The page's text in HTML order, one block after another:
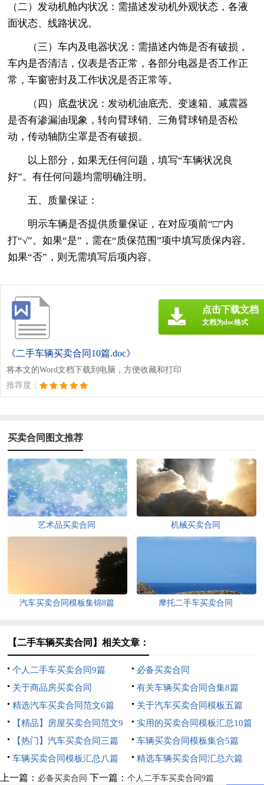
（二）发动机舱内状况：需描述发动机外观状态，各液
面状态、线路状况。
（三）车内及电器状况：需描述内饰是否有破损，
车内是否清洁，仪表是否正常，各部分电器是否工作正
常，车窗密封及工作状况是否正常等。
（四）底盘状况：发动机油底壳、变速箱、减震器
是否有渗漏油现象，转向臂球销、三角臂球销是否松
动，传动轴防尘罩是否有破损。
以上部分，如果无任何问题，填写“车辆状况良
好”。有任何问题均需明确注明。
五、质量保证：
明示车辆是否提供质量保证，在对应项前“□”内
打“√”。如果“是”，需在“质保范围”项中填写质保内容。
如果“否”，则无需填写后项内容。
《二手车辆买卖合同10篇.doc》
将本文的Word文档下载到电脑，方便收藏和打印
推荐度：
点击下载文档
文档为doc格式
买卖合同图文推荐
艺术品买卖合同 机械买卖合同
汽车买卖合同模板集锦8篇 摩托二手车买卖合同
【二手车辆买卖合同】相关文章：
个人二手车买卖合同9篇
必备买卖合同
关于商品房买卖合同
有关车辆买卖合同合集8篇
精选汽车买卖合同范文6篇
关于汽车买卖合同模板五篇
【精品】房屋买卖合同范文9
篇
实用的买卖合同模板汇总10篇
【热门】汽车买卖合同三篇
车辆买卖合同模板集合5篇
车辆买卖合同模板汇总八篇
精选车辆买卖合同汇总六篇
上一篇： 必备买卖合同 下一篇： 个人二手车买卖合同9篇